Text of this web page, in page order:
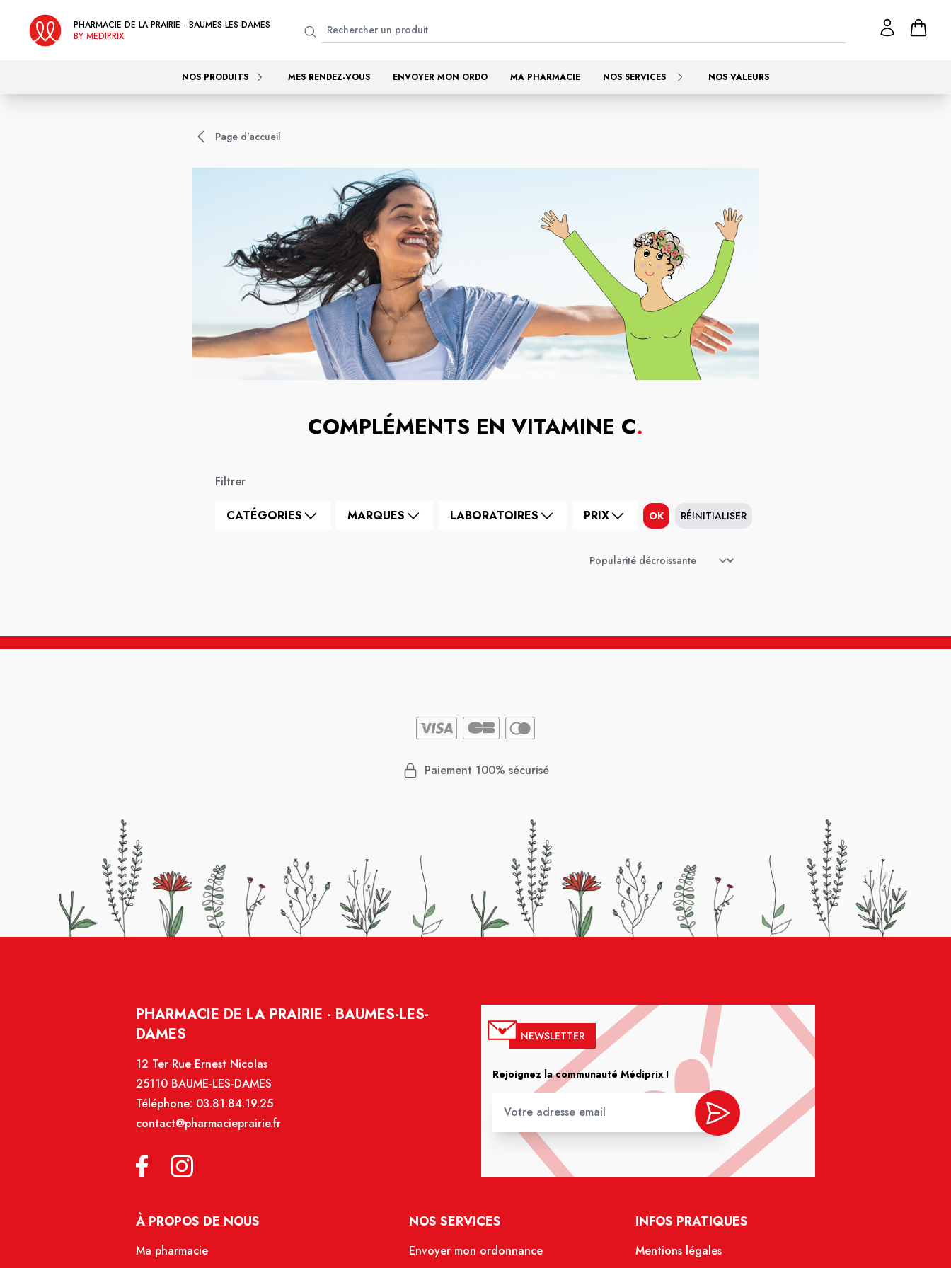
PHARMACIE DE LA PRAIRIE - BAUMES-LES-DAMES
BY MEDIPRIX
NOS PRODUITS MES RENDEZ-VOUS ENVOYER MON ORDO MA PHARMACIE NOS SERVICES NOS VALEURS
Page d'accueil
COMPLÉMENTS EN VITAMINE C.
Filtrer
CATÉGORIES MARQUES LABORATOIRES PRIX OK RÉINITIALISER
Paiement 100% sécurisé
PHARMACIE DE LA PRAIRIE - BAUMES-LES-
DAMES
12 Ter Rue Ernest Nicolas
25110 BAUME-LES-DAMES
Téléphone: 03.81.84.19.25
contact@pharmacieprairie.fr
NEWSLETTER
Rejoignez la communauté Médiprix !
À PROPOS DE NOUS
Ma pharmacie
NOS SERVICES
Envoyer mon ordonnance
INFOS PRATIQUES
Mentions légales